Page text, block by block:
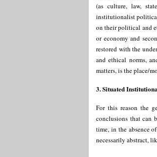
(as culture, law,
institutionalist
on their political and
or economy and
restored with the
and ethical norms,
matters, is the place/
3. Situated
For this reason the
conclusions that can
time, in the absence
necessarily abstract,